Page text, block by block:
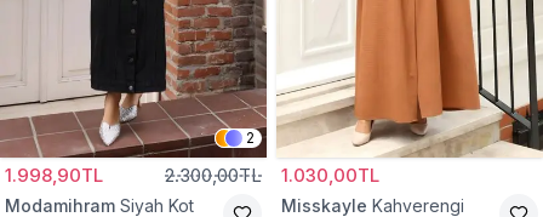
2
1.998,90TL 2.300,00TL
Modamihram Siyah Kot
1.030,00TL
Misskayle Kahverengi